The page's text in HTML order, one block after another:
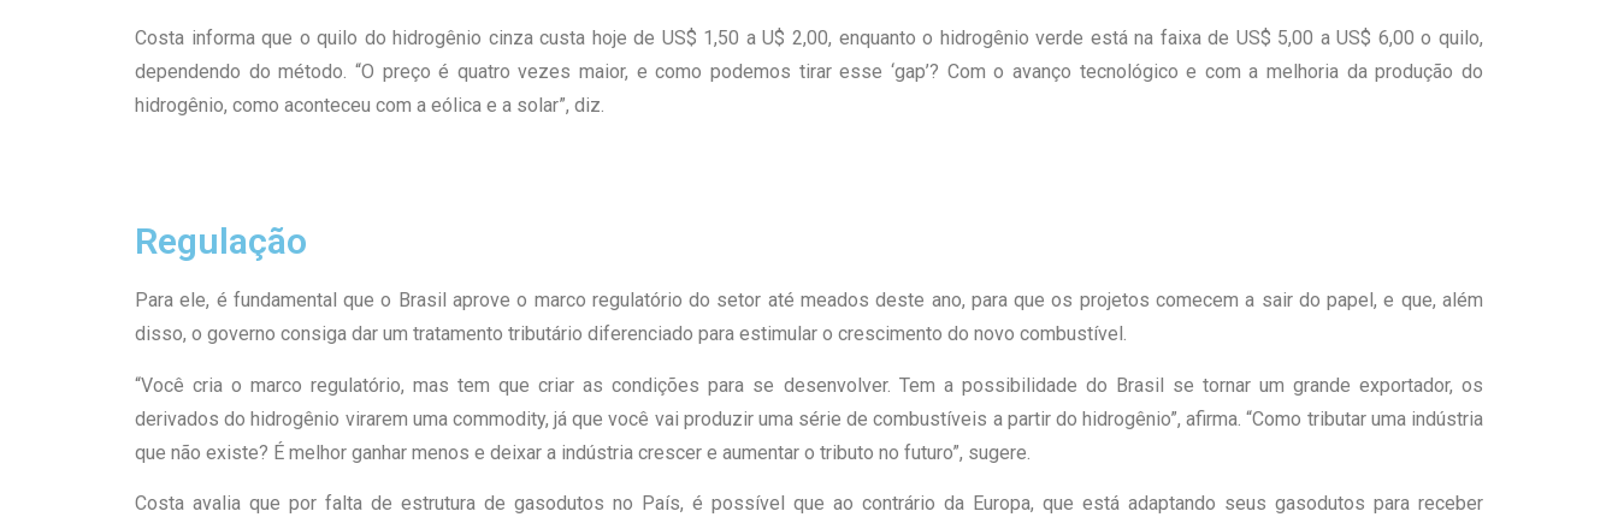
Costa informa que o quilo do hidrogênio cinza custa hoje de US$ 1,50 a U$ 2,00, enquanto o hidrogênio verde está na faixa de US$ 5,00 a US$ 6,00 o quilo,
dependendo do método. “O preço é quatro vezes maior, e como podemos tirar esse ‘gap’? Com o avanço tecnológico e com a melhoria da produção do
hidrogênio, como aconteceu com a eólica e a solar”, diz.
Regulação
Para ele, é fundamental que o Brasil aprove o marco regulatório do setor até meados deste ano, para que os projetos comecem a sair do papel, e que, além
disso, o governo consiga dar um tratamento tributário diferenciado para estimular o crescimento do novo combustível.
“Você cria o marco regulatório, mas tem que criar as condições para se desenvolver. Tem a possibilidade do Brasil se tornar um grande exportador, os
derivados do hidrogênio virarem uma commodity, já que você vai produzir uma série de combustíveis a partir do hidrogênio”, afirma. “Como tributar uma indústria
que não existe? É melhor ganhar menos e deixar a indústria crescer e aumentar o tributo no futuro”, sugere.
Costa avalia que por falta de estrutura de gasodutos no País, é possível que ao contrário da Europa, que está adaptando seus gasodutos para receber